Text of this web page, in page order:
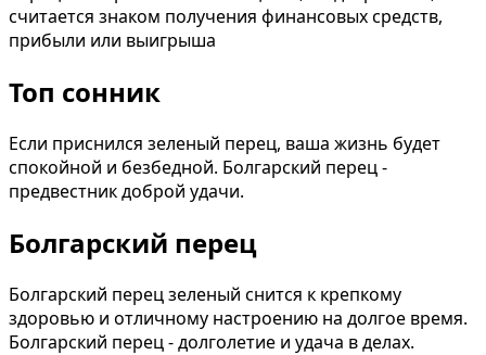
считается знаком получения финансовых средств,
прибыли или выигрыша
Топ сонник
Если приснился зеленый перец, ваша жизнь будет
спокойной и безбедной. Болгарский перец -
предвестник доброй удачи.
Болгарский перец
Болгарский перец зеленый снится к крепкому
здоровью и отличному настроению на долгое время.
Болгарский перец - долголетие и удача в делах.